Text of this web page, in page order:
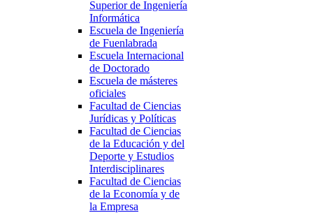
Superior de Ingeniería
Informática
Escuela de Ingeniería
de Fuenlabrada
Escuela Internacional
de Doctorado
Escuela de másteres
oficiales
Facultad de Ciencias
Jurídicas y Políticas
Facultad de Ciencias
de la Educación y del
Deporte y Estudios
Interdisciplinares
Facultad de Ciencias
de la Economía y de
la Empresa